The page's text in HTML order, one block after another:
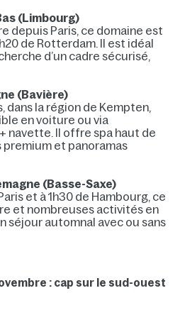
(Limbourg)
depuis Paris, ce domaine est
de Rotterdam. Il est idéal
d’un cadre sécurisé,
(Bavière)
dans la région de Kempten,
en voiture ou via
navette. Il offre spa haut de
et panoramas
(Basse-Saxe)
et à 1h30 de Hambourg, ce
et nombreuses activités en
séjour automnal avec ou sans
: cap sur le sud-ouest